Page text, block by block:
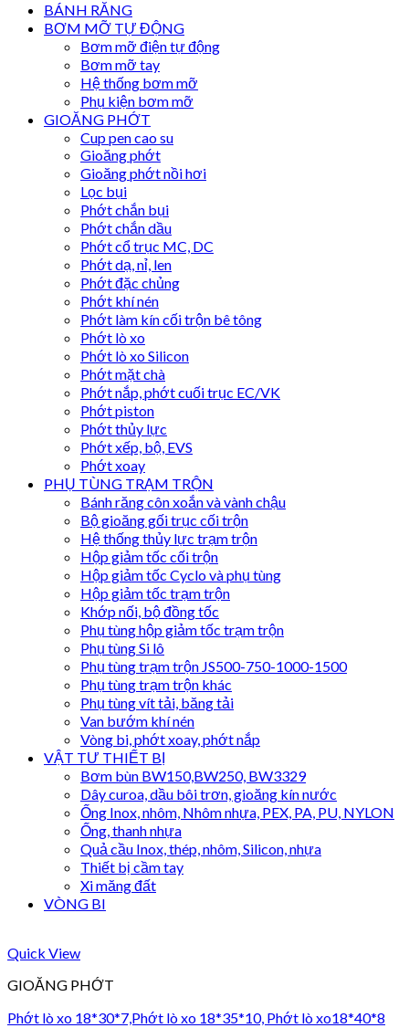
BÁNH RĂNG
BƠM MỠ TỰ ĐỘNG
Bơm mỡ điện tự động
Bơm mỡ tay
Hệ thống bơm mỡ
Phụ kiện bơm mỡ
GIOĂNG PHỚT
Cup pen cao su
Gioăng phớt
Gioăng phớt nồi hơi
Lọc bụi
Phớt chắn bụi
Phớt chắn dầu
Phớt cổ trục MC, DC
Phớt dạ, nỉ, len
Phớt đặc chủng
Phớt khí nén
Phớt làm kín cối trộn bê tông
Phớt lò xo
Phớt lò xo Silicon
Phớt mặt chà
Phớt nắp, phớt cuối trục EC/VK
Phớt piston
Phớt thủy lực
Phớt xếp, bộ, EVS
Phớt xoay
PHỤ TÙNG TRẠM TRỘN
Bánh răng côn xoắn và vành chậu
Bộ gioăng gối trục cối trộn
Hệ thống thủy lực trạm trộn
Hộp giảm tốc cối trộn
Hộp giảm tốc Cyclo và phụ tùng
Hộp giảm tốc trạm trộn
Khớp nối, bộ đồng tốc
Phụ tùng hộp giảm tốc trạm trộn
Phụ tùng Si lô
Phụ tùng trạm trộn JS500-750-1000-1500
Phụ tùng trạm trộn khác
Phụ tùng vít tải, băng tải
Van bướm khí nén
Vòng bi, phớt xoay, phớt nắp
VẬT TƯ THIẾT BỊ
Bơm bùn BW150,BW250, BW3329
Dây curoa, dầu bôi trơn, gioăng kín nước
Ống Inox, nhôm, Nhôm nhựa, PEX, PA, PU, NYLON
Ống, thanh nhựa
Quả cầu Inox, thép, nhôm, Silicon, nhựa
Thiết bị cầm tay
Xi măng đất
VÒNG BI
Quick View
GIOĂNG PHỚT
Phớt lò xo 18*30*7,Phớt lò xo 18*35*10, Phớt lò xo18*40*8